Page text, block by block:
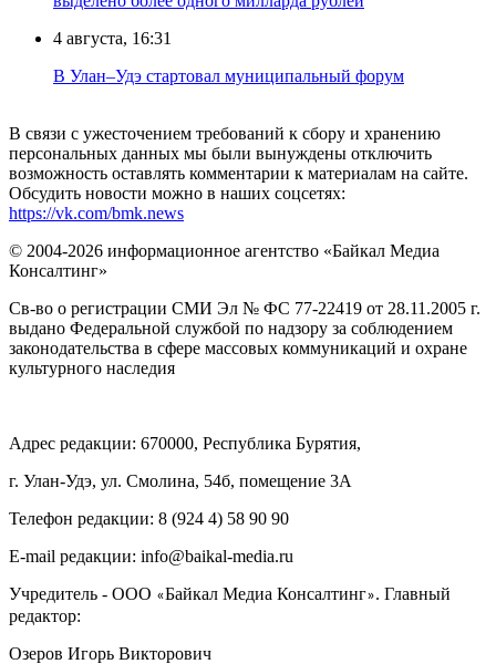
4 августа, 16:31
В Улан–Удэ стартовал муниципальный форум
В связи с ужесточением требований к сбору и хранению
персональных данных мы были вынуждены отключить
возможность оставлять комментарии к материалам на сайте.
Обсудить новости можно в наших соцсетях:
https://vk.com/bmk.news
© 2004-2026 информационное агентство «Байкал Медиа
Консалтинг»
Св-во о регистрации СМИ Эл № ФС 77-22419 от 28.11.2005 г.
выдано Федеральной службой по надзору за соблюдением
законодательства в сфере массовых коммуникаций и охране
культурного наследия
Адрес редакции: 670000, Республика Бурятия,
г. Улан-Удэ, ул. Смолина, 54б, помещение 3А
Телефон редакции: ‎‎8 (924 4) 58 90 90
E-mail редакции: info@baikal-media.ru
Учредитель - ООО «Байкал Медиа Консалтинг». Главный
редактор:
Озеров Игорь Викторович